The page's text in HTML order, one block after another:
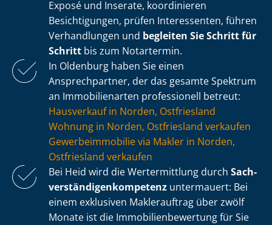
Exposé und Inserate, koordinieren
Besichtigungen, prüfen Interessenten, führen
Verhandlungen und begleiten Sie Schritt für
Schritt bis zum Notartermin.
In Oldenburg haben Sie einen
Ansprechpartner, der das gesamte Spektrum
an Immobilienarten professionell betreut:
Hausverkauf in Norden, Ostfriesland
Wohnung in Norden, Ostfriesland verkaufen
Ge­wer­be­im­mo­bi­lie via Makler in Norden,
Ostfriesland verkaufen
Bei Heid wird die Wertermittlung durch Sach­
ver­stän­di­gen­kom­pe­tenz untermauert: Bei
einem exklusiven Maklerauftrag über zwölf
Monate ist die Im­mo­bi­li­en­be­wer­tung für Sie